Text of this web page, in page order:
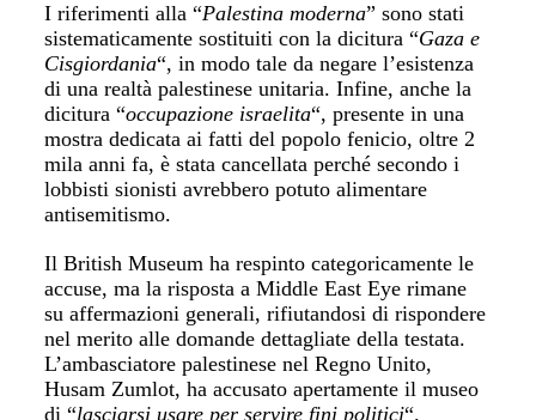
I riferimenti alla “Palestina moderna” sono stati
sistematicamente sostituiti con la dicitura “Gaza e
Cisgiordania“, in modo tale da negare l’esistenza
di una realtà palestinese unitaria. Infine, anche la
dicitura “occupazione israelita“, presente in una
mostra dedicata ai fatti del popolo fenicio, oltre 2
mila anni fa, è stata cancellata perché secondo i
lobbisti sionisti avrebbero potuto alimentare
antisemitismo.
Il British Museum ha respinto categoricamente le
accuse, ma la risposta a Middle East Eye rimane
su affermazioni generali, rifiutandosi di rispondere
nel merito alle domande dettagliate della testata.
L’ambasciatore palestinese nel Regno Unito,
Husam Zumlot, ha accusato apertamente il museo
di “lasciarsi usare per servire fini politici“.